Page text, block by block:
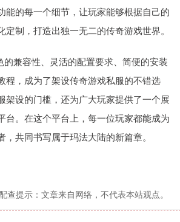
能的每一个细节，让玩家能够根据自己的
定制，打造出独一无二的传奇游戏世界。
的兼容性、灵活的配置要求、简便的安装
程，成为了架设传奇游戏私服的不错选
架设的门槛，还为广大玩家提供了一个展
台。在这个平台上，每一位玩家都能成为
，共同书写属于玛法大陆的新篇章。
查提示：文章来自网络，不代表本站观点。